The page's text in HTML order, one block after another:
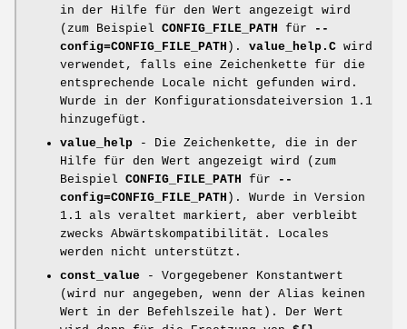
in der Hilfe für den Wert angezeigt wird
(zum Beispiel CONFIG_FILE_PATH für
--
config=CONFIG_FILE_PATH ). value_help.C wird
verwendet, falls eine Zeichenkette für die
entsprechende Locale nicht gefunden wird.
Wurde in der Konfigurationsdateiversion 1.1
hinzugefügt.
value_help - Die Zeichenkette, die in der
Hilfe für den Wert angezeigt wird (zum
Beispiel CONFIG_FILE_PATH für
--
config=CONFIG_FILE_PATH ). Wurde in Version
1.1 als veraltet markiert, aber verbleibt
zwecks Abwärtskompatibilität. Locales
werden nicht unterstützt.
const_value - Vorgegebener Konstantwert
(wird nur angegeben, wenn der Alias keinen
Wert in der Befehlszeile hat). Der Wert